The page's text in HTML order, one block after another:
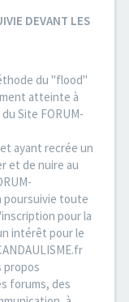
DEVANT LES
du "flood"
atteinte à
Site FORUM-
ayant recrée un
et de nuire au
poursuivie toute
pour la
intérêt pour le
propos
forums, des